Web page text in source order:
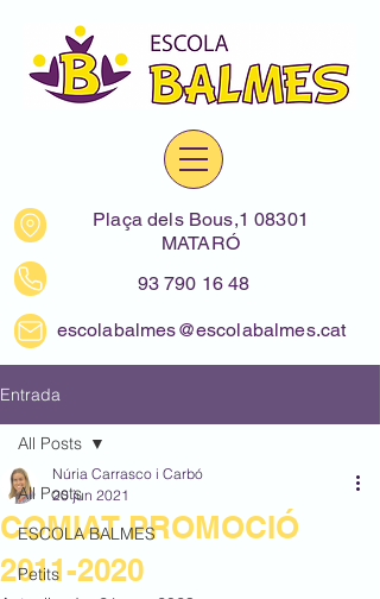
Plaça dels Bous,1 08301
MATARÓ
93 790 16 48
escolabalmes@escolabalmes.cat
Entrada
All Posts
ESCOLA BALMES
Petits
All Posts
COMIAT PROMOCIÓ
2011-2020
Núria Carrasco i Carbó
20 jun 2021